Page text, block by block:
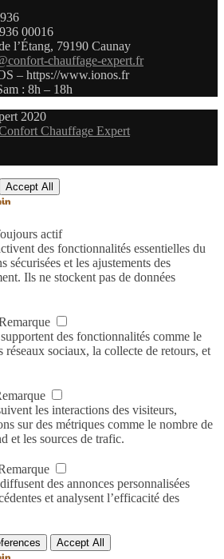
00016
l’Étang, 79190 Caunay
chauffage-expert.fr
– https://www.ionos.fr
: 8h – 18h
2020
Chauffage Expert
Accept All
actif
des fonctionnalités essentielles du
sécurisées et les ajustements des
Ils ne stockent pas de données
des fonctionnalités comme le
réseaux sociaux, la collecte de retours, et
les interactions des visiteurs,
sur des métriques comme le nombre de
et les sources de trafic.
des annonces personnalisées
et analysent l’efficacité des
Accept All